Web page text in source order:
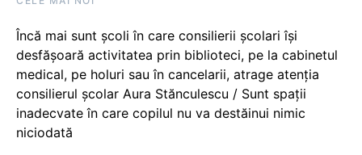
Încă mai sunt școli în care consilierii școlari își
desfășoară activitatea prin biblioteci, pe la cabinetul
medical, pe holuri sau în cancelarii, atrage atenția
consilierul școlar Aura Stănculescu / Sunt spații
inadecvate în care copilul nu va destăinui nimic
niciodată